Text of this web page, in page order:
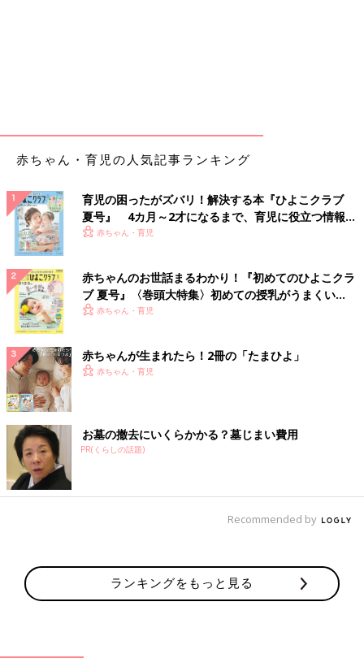
赤ちゃん・育児の人気記事ランキング
育児の困ったがズバリ！解決する本『ひよこクラブ
夏号』 4カ月～2才になるまで、育児に役立つ情報が
いっぱい！
赤ちゃん・育児
赤ちゃんのお世話まるわかり！『初めてのひよこクラ
ブ 夏号』〈巻頭大特集〉初めての授乳がうまくい
く！ おっぱい・ミルクの基本と夏のトラブル 解決テ
赤ちゃん・育児
赤ちゃんが生まれたら！2冊の「たまひよ」
赤ちゃん・育児
お墓の撤去にいくらかかる？墓じまい費用
PR(くらしの話題)
Recommended by
ランキングをもっと見る